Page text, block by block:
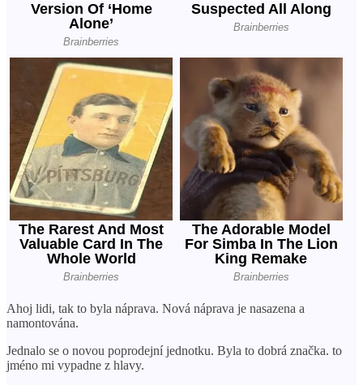
Ahoj lidi, tak to byla náprava. Nová náprava je nasazena a
namontována.
Jednalo se o novou poprodejní jednotku. Byla to dobrá značka. to
jméno mi vypadne z hlavy.